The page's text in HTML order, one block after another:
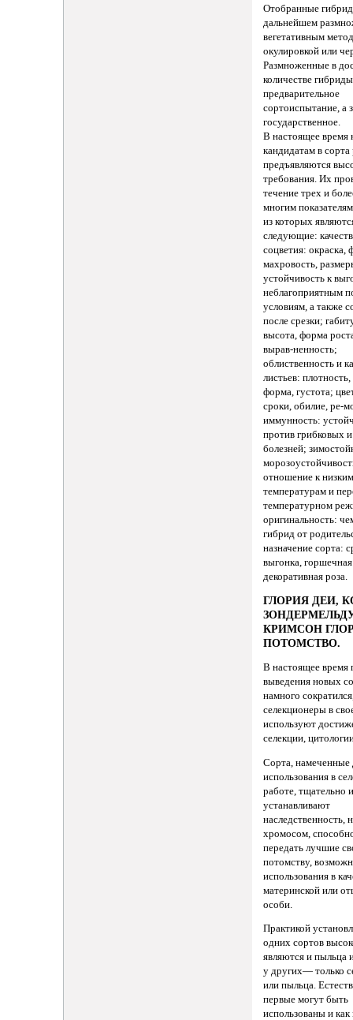
Отобранные
дальнейшем
вегетативным
окулировкой или
Размноженные в
количестве
предварительное
сортоиспытание, а
государственное.
В настоящее время
кандидатам в сорта
предъявляются
требования. Их
течение трех и
многим
из которых
следующие:
соцветия: окраска,
махровость,
устойчивость к
неблагоприятным
условиям, а также
после срезки;
высота, форма
вырав-ненность;
облиственность и
листьев:
форма, густота;
сроки, обилие, ре-
иммунность:
против грибковых
болезней;
отношение к
температурам и
температурном
оригинальность:
гибрид от
назначение сорта:
выгонка, горшечная
декоративная роза.
ГЛОРИЯ ДЕИ,
КРИМСОН
ПОТОМСТВО.
В настоящее время
выведения новых
намного
селекционеры в
используют
селекции,
Сорта, намеченные
использования в
работе, тщательно
устанавливают
наследственность,
хромосом,
передать лучшие
потомству,
использования в
материнской или
особи.
Практикой
одних сортов
являются и пыльца
у других— только
или пыльца.
первые могут быть
использованы и